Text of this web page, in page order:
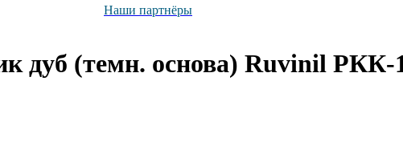
Наши партнёры
дуб (темн. основа) Ruvinil